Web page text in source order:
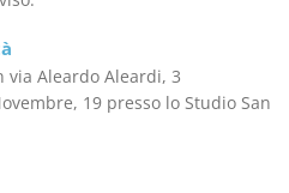
via Aleardo Aleardi, 3
19 presso lo Studio San